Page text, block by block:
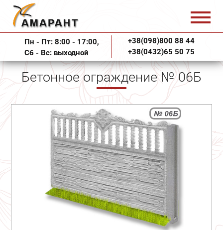
Пн - Пт: 8:00 - 17:00,
Сб - Вс: выходной
+38(098)800 88 44
+38(0432)65 50 75
Бетонное ограждение № 06Б